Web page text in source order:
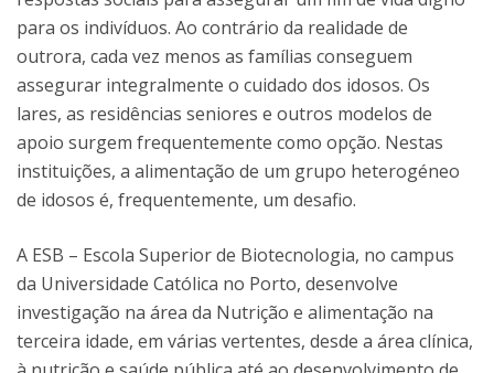
para os indivíduos. Ao contrário da realidade de
outrora, cada vez menos as famílias conseguem
assegurar integralmente o cuidado dos idosos. Os
lares, as residências seniores e outros modelos de
apoio surgem frequentemente como opção. Nestas
instituições, a alimentação de um grupo heterogéneo
de idosos é, frequentemente, um desafio.
A ESB – Escola Superior de Biotecnologia, no campus
da Universidade Católica no Porto, desenvolve
investigação na área da Nutrição e alimentação na
terceira idade, em várias vertentes, desde a área clínica,